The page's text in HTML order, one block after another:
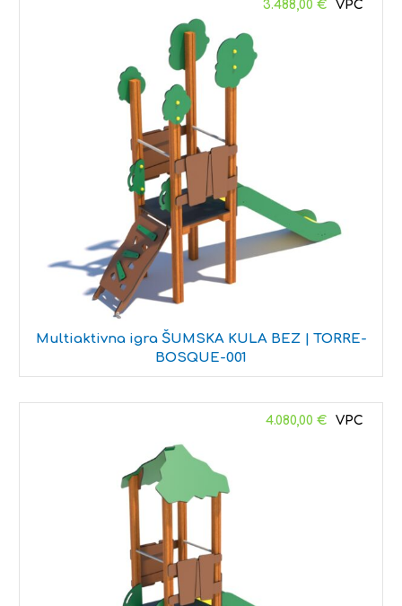
Multiaktivna igra ŠUMSKA KULA BEZ | TORRE-
BOSQUE-001
3.488,00 €
4.080,00 €